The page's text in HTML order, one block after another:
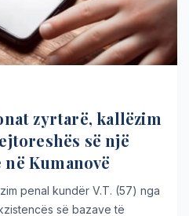
zyrtarë, kallëzim
së një
Kumanovë
penal kundër V.T. (57) nga
së bazave të